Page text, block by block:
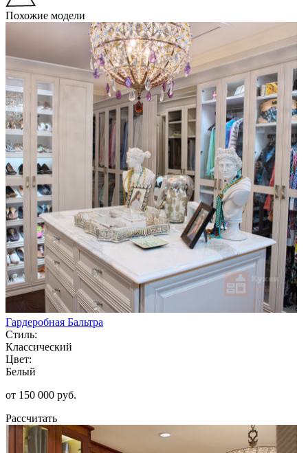
Похожие модели
Гардеробная Бальтра
Стиль:
Классический
Цвет:
Белый
от 150 000 руб.
Рассчитать